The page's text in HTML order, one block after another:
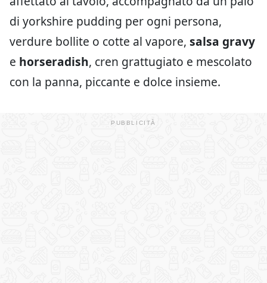
di yorkshire pudding per ogni persona,
verdure bollite o cotte al vapore, salsa gravy
e horseradish, cren grattugiato e mescolato
con la panna, piccante e dolce insieme.